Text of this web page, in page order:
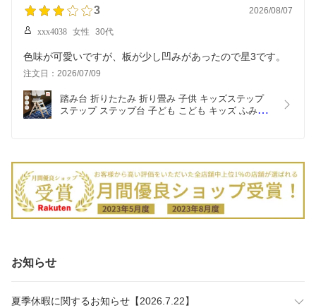
3 2026/08/07
xxx4038 女性 30代
色味が可愛いですが、板が少し凹みがあったので星3です。
注文日：2026/07/09
踏み台 折りたたみ 折り畳み 子供 キッズステップ
ステップ ステップ台 子ども こども キッズ ふみ台
お知らせ
夏季休暇に関するお知らせ【2026.7.22】